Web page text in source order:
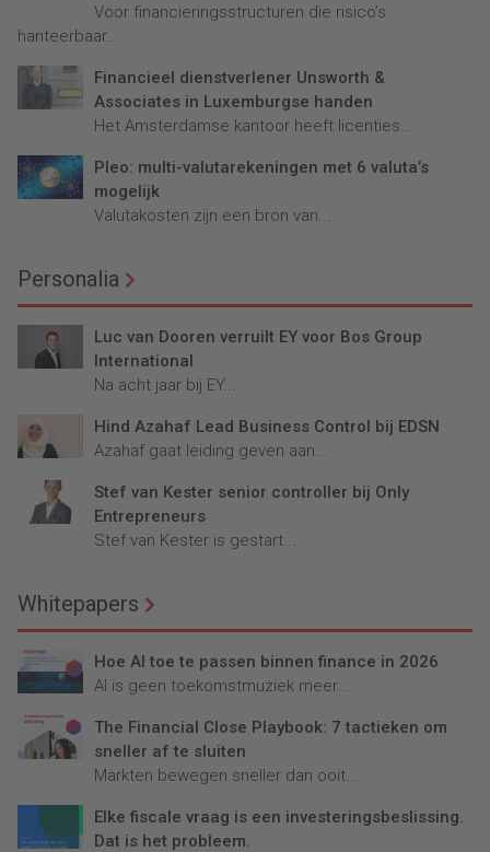
Voor financieringsstructuren die risico’s
hanteerbaar...
Financieel dienstverlener Unsworth &
Associates in Luxemburgse handen
Het Amsterdamse kantoor heeft licenties...
Pleo: multi-valutarekeningen met 6 valuta’s
mogelijk
Valutakosten zijn een bron van...
Personalia
Luc van Dooren verruilt EY voor Bos Group
International
Na acht jaar bij EY...
Hind Azahaf Lead Business Control bij EDSN
Azahaf gaat leiding geven aan...
Stef van Kester senior controller bij Only
Entrepreneurs
Stef van Kester is gestart...
Whitepapers
Hoe AI toe te passen binnen finance in 2026
AI is geen toekomstmuziek meer...
The Financial Close Playbook: 7 tactieken om
sneller af te sluiten
Markten bewegen sneller dan ooit....
Elke fiscale vraag is een investeringsbeslissing.
Dat is het probleem.